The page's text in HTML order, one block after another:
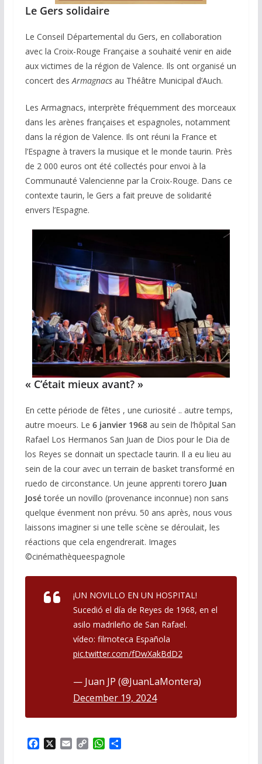
Le Gers solidaire
Le Conseil Départemental du Gers, en collaboration
avec la Croix-Rouge Française a souhaité venir en aide
aux victimes de la région de Valence. Ils ont organisé un
concert desArmagnacsau Théâtre Municipal d’Auch.
Les Armagnacs, interprète fréquemment des morceaux
dans les arènes françaises et espagnoles, notamment
dans la région de Valence. Ils ont réuni la France et
l’Espagne à travers la musique et le monde taurin. Près
de 2 000 euros ont été collectés pour envoi à la
Communauté Valencienne par la Croix-Rouge. Dans ce
contexte taurin, le Gers a fait preuve de solidarité
envers l’Espagne.
« C’était mieux avant? »
En cette période de fêtes , une curiosité .. autre temps,
autre moeurs. Le 6 janvier 1968au sein de l’hôpital San
Rafael Los Hermanos San Juan de Dios pour le Dia de
los Reyes se donnait un spectacle taurin. Il a eu lieu au
sein de la cour avec un terrain de basket transformé en
ruedo de circonstance. Un jeune apprenti torero Juan
Josétorée un novillo (provenance inconnue) non sans
quelque évenment non prévu. 50 ans après, nous vous
laissons imaginer si une telle scène se déroulait, les
réactions que cela engendrerait. Images
©️cinémathèqueespagnole
¡UN NOVILLO EN UN HOSPITAL!
Sucedió el día de Reyes de 1968, en el
asilo madrileño de San Rafael.
vídeo: filmoteca Española
pic.twitter.com/fDwXakBdD2
— Juan JP (@JuanLaMontera)
December 19, 2024
W